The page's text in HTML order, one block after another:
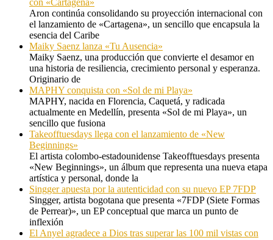
Aron continúa consolidando su proyección internacional con
el lanzamiento de «Cartagena», un sencillo que encapsula la
esencia del Caribe
Maiky Saenz lanza «Tu Ausencia»
Maiky Saenz, una producción que convierte el desamor en
una historia de resiliencia, crecimiento personal y esperanza.
Originario de
MAPHY conquista con «Sol de mi Playa»
MAPHY, nacida en Florencia, Caquetá, y radicada
actualmente en Medellín, presenta «Sol de mi Playa», un
sencillo que fusiona
Takeofftuesdays llega con el lanzamiento de «New
Beginnings»
El artista colombo-estadounidense Takeofftuesdays presenta
«New Beginnings», un álbum que representa una nueva etapa
artística y personal, donde la
Singger apuesta por la autenticidad con su nuevo EP 7FDP
Singger, artista bogotana que presenta «7FDP (Siete Formas
de Perrear)», un EP conceptual que marca un punto de
inflexión
El Anyel agradece a Dios tras superar las 100 mil vistas con